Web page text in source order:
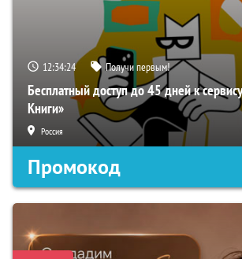
12:34:23 Получи первым!
Бесплатный доступ до 45 дней к
Книги»
Россия
Промокод